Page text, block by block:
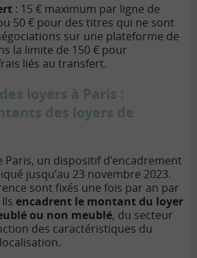
: 15 € maximum par ligne de
50 € pour des titres qui ne sont
sur une plateforme de
la limite de 150 € pour
liés au transfert.
loyers à Paris :
des loyers de
Paris, un dispositif d’encadrement
jusqu’au 23 novembre 2023.
sont fixés une fois par an par
encadrent le montant du loyer
ou non meublé, du secteur
des caractéristiques du